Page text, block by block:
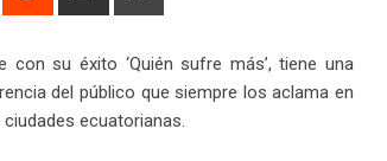
su éxito ‘Quién sufre más’, tiene una
del público que siempre los aclama en
ecuatorianas.